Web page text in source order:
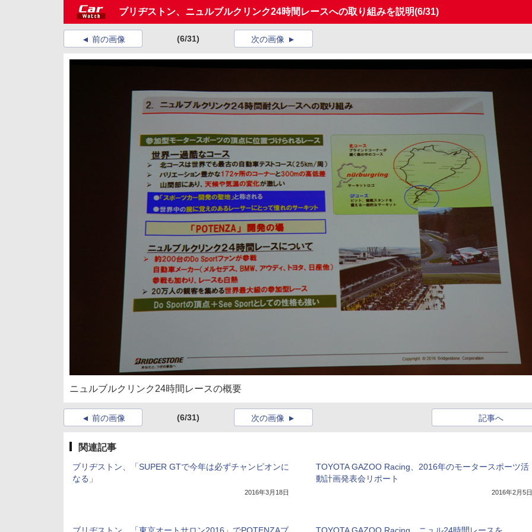
ブリヂストン、ニュルブルクリンク24時間レースへの取り組みを説明(6/31)
前の画像 (6/31) 次の画像
ニュルブルクリンク24時間レースの概要
前の画像 (6/31) 記事へ
次の画像
関連記事
ブリヂストン、「SUPER GTで今年は必ずチャンピオンに
なる」
2016年3月18日
TOYOTA GAZOO Racing、2016年のモータースポーツ活
動計画発表会リポート
2016年2月5日